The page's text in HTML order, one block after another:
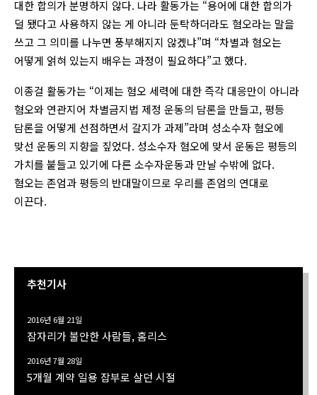
대한 합의가 분명하지 않다. 나라 활동가는 “용어에 대한 합의가
덜 됐다고 사용하지 않는 게 아니라 둔탁하더라도 혐오라는 말을
쓰고 그 의미를 나누면 풍부해지지 않겠냐”며 “차별과 혐오는
어떻게 얽혀 있는지 배우는 과정이 필요하다”고 했다.
이종걸 활동가는 “이제는 혐오 세력에 대한 즉각 대응만이 아니라
혐오와 연관지어 차별금지법 제정 운동의 담론을 만들고, 평등
담론을 어떻게 선점하면서 갈지가 과제”라며 성소수자 혐오에
맞선 운동의 지향을 짚었다. 성소수자 혐오에 맞서 운동은 평등의
가치를 붙들고 있기에 다른 소수자운동과 만날 수밖에 없다.
혐오는 존엄과 평등의 반대말이므로 우리를 존엄의 연대로
이끈다.
추천기사
2016년 6월 21일
잠자리가 불안한 사람들, 홈리스
2016년 7월 28일
5개월 계약 일용 잡부로 살던 시절